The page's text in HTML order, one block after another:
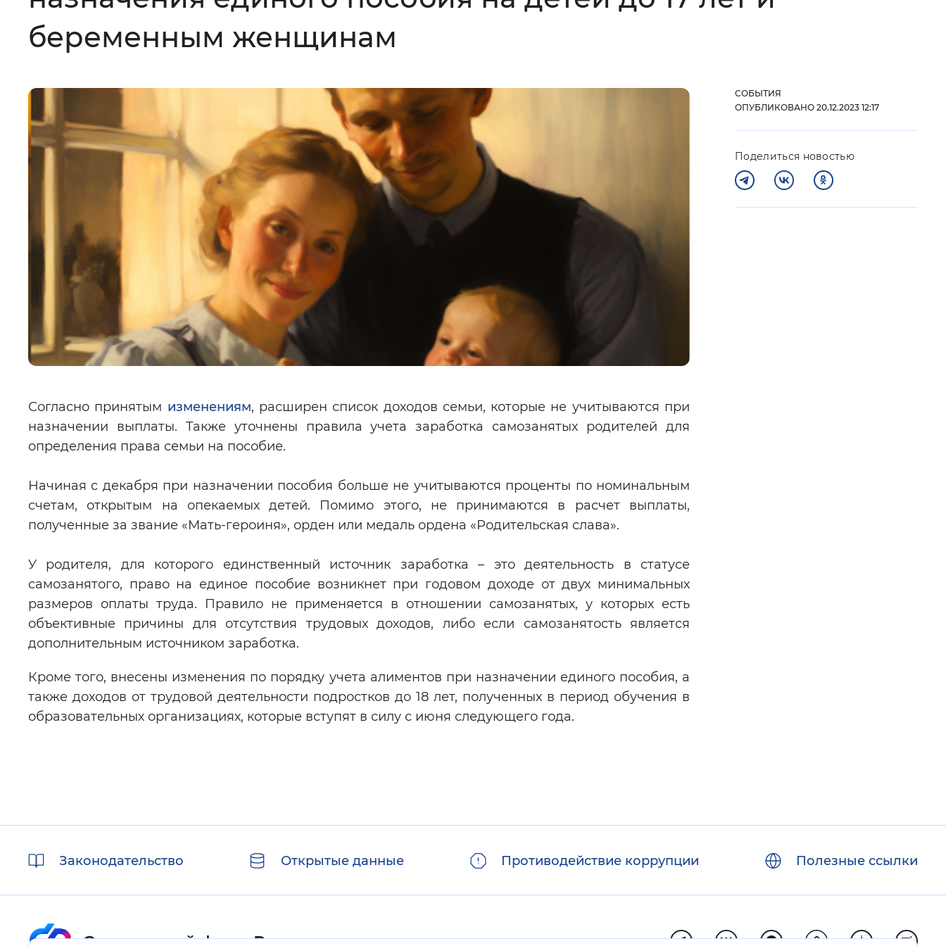
Звуковой ассистент Воспроизвести Остановить
Вернуть стандартные настройки
беременным женщинам
Согласно принятым изменениям, расширен список доходов семьи, которые не учитываются при
назначении выплаты. Также уточнены правила учета заработка самозанятых родителей для
определения права семьи на пособие.
Начиная с декабря при назначении пособия больше не учитываются проценты по номинальным
счетам, открытым на опекаемых детей. Помимо этого, не принимаются в расчет выплаты,
полученные за звание «Мать-героиня», орден или медаль ордена «Родительская слава».
У родителя, для которого единственный источник заработка – это деятельность в статусе
самозанятого, право на единое пособие возникнет при годовом доходе от двух минимальных
размеров оплаты труда. Правило не применяется в отношении самозанятых, у которых есть
объективные причины для отсутствия трудовых доходов, либо если самозанятость является
дополнительным источником заработка.
Кроме того, внесены изменения по порядку учета алиментов при назначении единого пособия, а
также доходов от трудовой деятельности подростков до 18 лет, полученных в период обучения в
образовательных организациях, которые вступят в силу с июня следующего года.
СОБЫТИЯ
ОПУБЛИКОВАНО 20.12.2023 12:17
Поделиться новостью
ссылкиЗаконодательство Открытые данные Противодействие коррупции Полезные ссылки